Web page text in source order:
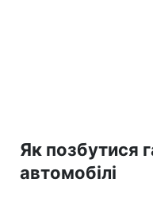
Як позбутися
автомобілі